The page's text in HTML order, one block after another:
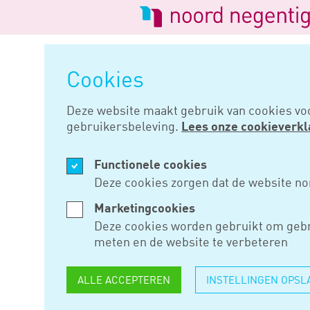
Cookies
Deze website maakt gebruik van cookies
gebruikersbeleving. Lees onze
Functionele cookies
Deze cookies zorgen dat de website
Marketingcookies
Deze cookies worden gebruikt om
meten en de website te verbeteren
ALLE ACCEPTEREN INSTELLINGEN
Logo
van
Noord
Negentig
Geen lh-
SEP 17, 2020
GEEN LH-
(EX-
PERSONEEL
Ex-werkgevers die